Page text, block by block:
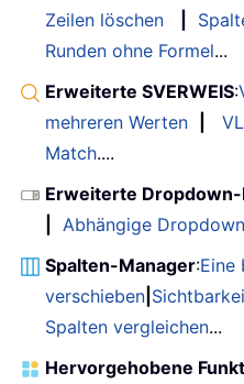
Zeilen löschen
Runden ohne Formel...
Erweiterte SVERWEIS:
mehreren Werten
Match....
Erweiterte
Abhängige
Spalten-Manager:Eine
verschieben
Spalten vergleichen...
Hervorgehobene